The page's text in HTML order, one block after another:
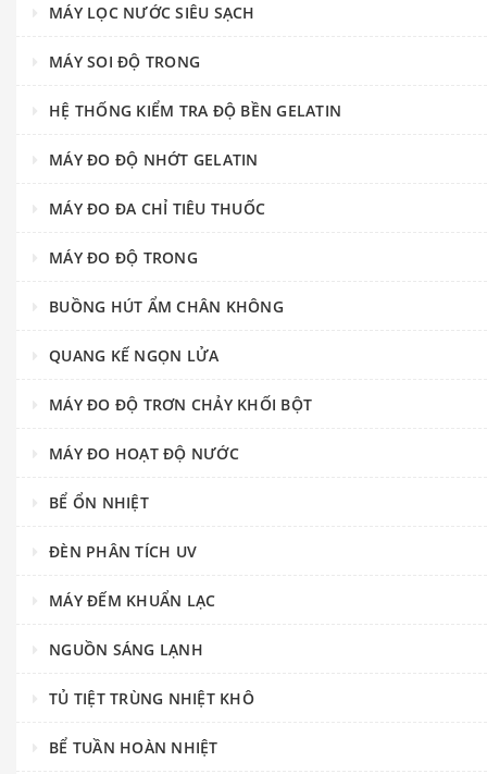
MÁY LỌC NƯỚC SIÊU SẠCH
MÁY SOI ĐỘ TRONG
HỆ THỐNG KIỂM TRA ĐỘ BỀN GELATIN
MÁY ĐO ĐỘ NHỚT GELATIN
MÁY ĐO ĐA CHỈ TIÊU THUỐC
MÁY ĐO ĐỘ TRONG
BUỒNG HÚT ẨM CHÂN KHÔNG
QUANG KẾ NGỌN LỬA
MÁY ĐO ĐỘ TRƠN CHẢY KHỐI BỘT
MÁY ĐO HOẠT ĐỘ NƯỚC
BỂ ỔN NHIỆT
ĐÈN PHÂN TÍCH UV
MÁY ĐẾM KHUẨN LẠC
NGUỒN SÁNG LẠNH
TỦ TIỆT TRÙNG NHIỆT KHÔ
BỂ TUẦN HOÀN NHIỆT